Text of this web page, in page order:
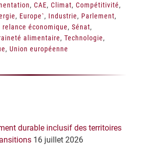
, CAE, Climat, Compétitivité,
, Europe`, Industrie, Parlement,
relance économique, Sénat,
alimentaire, Technologie,
, Union européenne
durable inclusif des territoires
16 juillet 2026